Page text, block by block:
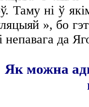
Таму ні ў
», бо
непавага да
Як можна